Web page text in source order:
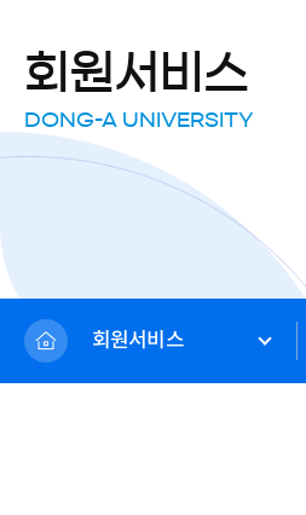
회원서비스
DONG-A UNIVERSITY
회원서비스